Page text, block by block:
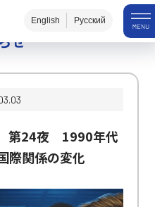
English Русский
せ
第24夜 1990年代
際関係の変化